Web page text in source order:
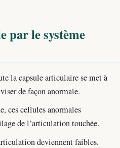
par le système
la capsule articulaire se met à
de façon anormale.
ces cellules anormales
de l’articulation touchée.
deviennent faibles.